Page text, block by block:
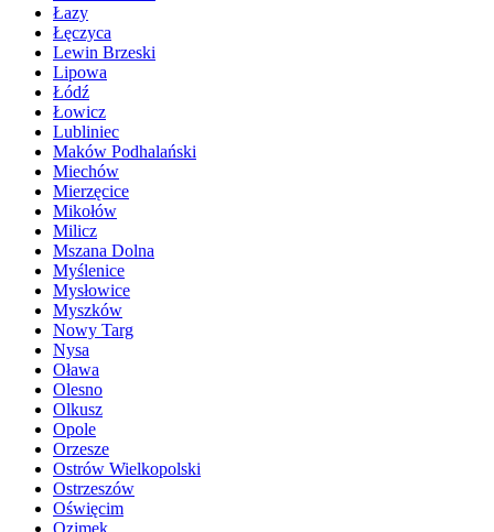
Łazy
Łęczyca
Lewin Brzeski
Lipowa
Łódź
Łowicz
Lubliniec
Maków Podhalański
Miechów
Mierzęcice
Mikołów
Milicz
Mszana Dolna
Myślenice
Mysłowice
Myszków
Nowy Targ
Nysa
Oława
Olesno
Olkusz
Opole
Orzesze
Ostrów Wielkopolski
Ostrzeszów
Oświęcim
Ozimek